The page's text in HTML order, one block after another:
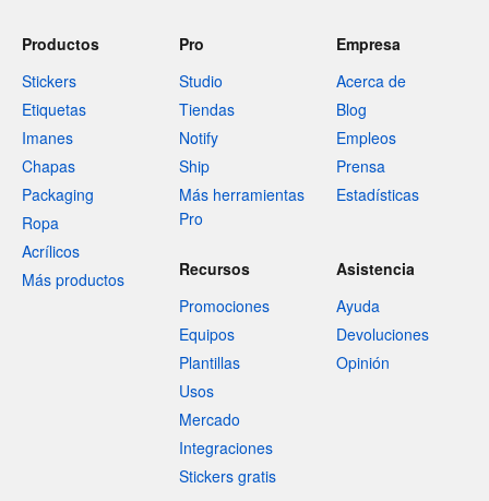
Productos
Stickers
Etiquetas
Imanes
Chapas
Packaging
Ropa
Acrílicos
Más productos
Pro
Studio
Tiendas
Notify
Ship
Más herramientas
Pro
Empresa
Acerca de
Blog
Empleos
Prensa
Estadísticas
Recursos
Promociones
Equipos
Plantillas
Usos
Mercado
Integraciones
Stickers gratis
Asistencia
Ayuda
Devoluciones
Opinión